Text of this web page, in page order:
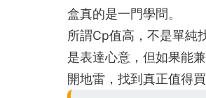
盒真的是一門學問。
所謂Cp值高，不是單純
是表達心意，但如果能
開地雷，找到真正值得買